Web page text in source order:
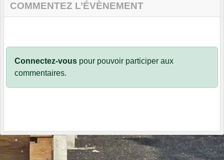
COMMENTEZ L’ÉVÈNEMENT
Connectez-vous pour pouvoir participer aux
commentaires.